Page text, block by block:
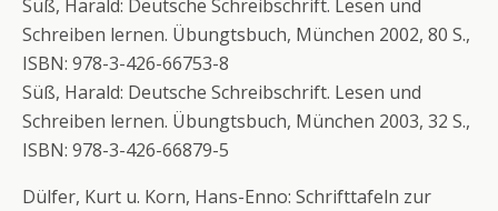
Süß, Harald: Deutsche Schreibschrift. Lesen und
Schreiben lernen. Übungtsbuch, München 2002, 80 S.,
ISBN: 978-3-426-66753-8
Süß, Harald: Deutsche Schreibschrift. Lesen und
Schreiben lernen. Übungtsbuch, München 2003, 32 S.,
ISBN: 978-3-426-66879-5
Dülfer, Kurt u. Korn, Hans-Enno: Schrifttafeln zur